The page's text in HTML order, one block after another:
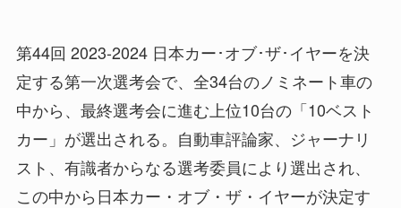
第44回 2023-2024 日本カー･オブ･ザ･イヤーを決
定する第一次選考会で、全34台のノミネート車の
中から、最終選考会に進む上位10台の「10ベスト
カー」が選出される。自動車評論家、ジャーナリ
スト、有識者からなる選考委員により選出され、
この中から日本カー・オブ・ザ・イヤーが決定す